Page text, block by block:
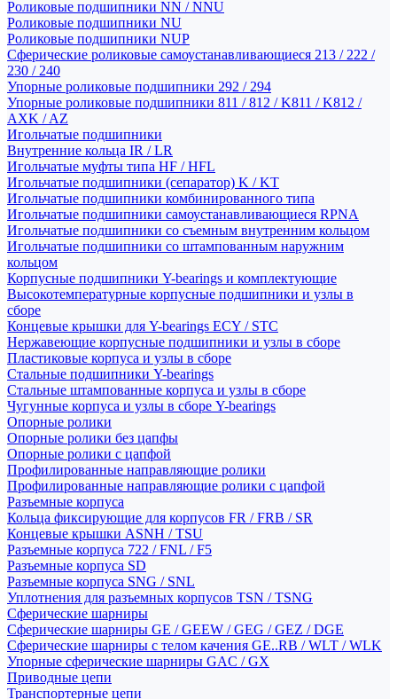
Роликовые подшипники NN / NNU
Роликовые подшипники NU
Роликовые подшипники NUP
Сферические роликовые самоустанавливающиеся 213 / 222 /
230 / 240
Упорные роликовые подшипники 292 / 294
Упорные роликовые подшипники 811 / 812 / K811 / K812 /
AXK / AZ
Игольчатые подшипники
Внутренние кольца IR / LR
Игольчатые муфты типа HF / HFL
Игольчатые подшипники (сепаратор) K / KT
Игольчатые подшипники комбинированного типа
Игольчатые подшипники самоустанавливающиеся RPNA
Игольчатые подшипники со съемным внутренним кольцом
Игольчатые подшипники со штампованным наружним
кольцом
Корпусные подшипники Y-bearings и комплектующие
Высокотемпературные корпусные подшипники и узлы в
сборе
Концевые крышки для Y-bearings ECY / STC
Нержавеющие корпусные подшипники и узлы в сборе
Пластиковые корпуса и узлы в сборе
Стальные подшипники Y-bearings
Стальные штампованные корпуса и узлы в сборе
Чугунные корпуса и узлы в сборе Y-bearings
Опорные ролики
Опорные ролики без цапфы
Опорные ролики с цапфой
Профилированные направляющие ролики
Профилированные направляющие ролики с цапфой
Разъемные корпуса
Кольца фиксирующие для корпусов FR / FRB / SR
Концевые крышки ASNH / TSU
Разъемные корпуса 722 / FNL / F5
Разъемные корпуса SD
Разъемные корпуса SNG / SNL
Уплотнения для разъемных корпусов TSN / TSNG
Сферические шарниры
Сферические шарниры GE / GEEW / GEG / GEZ / DGE
Сферические шарниры с телом качения GE..RB / WLT / WLK
Упорные сферические шарниры GAC / GX
Приводные цепи
Транспортерные цепи